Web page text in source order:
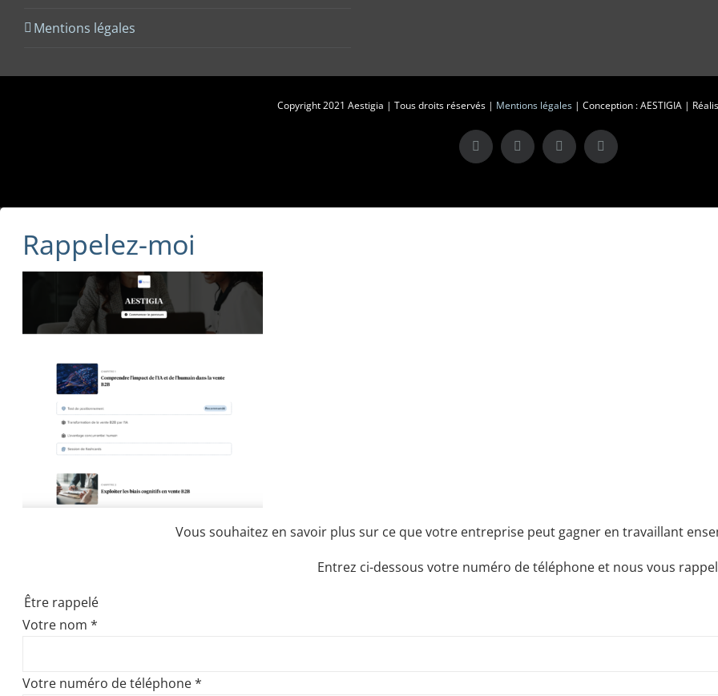
Mentions légales
Copyright 2021 Aestigia | Tous droits réservés | Mentions légales| Conception : AESTIGIA |
X LinkedInInstagramFacebook
Rappelez-moi
Vous souhaitez en savoir plus sur ce que votre entreprise peut gagner en travaillant
Entrez ci-dessous votre numéro de téléphone et nous vous
Être rappelé
Votre nom *
Votre numéro de téléphone*